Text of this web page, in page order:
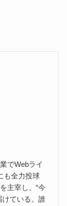
でWebライ
も全力投球
主宰し、“今
けている。誰